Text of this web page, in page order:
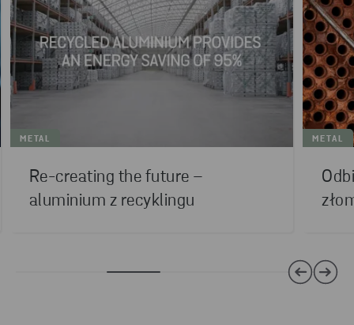
METAL
Re-creating the future –
aluminium z recyklingu
METAL